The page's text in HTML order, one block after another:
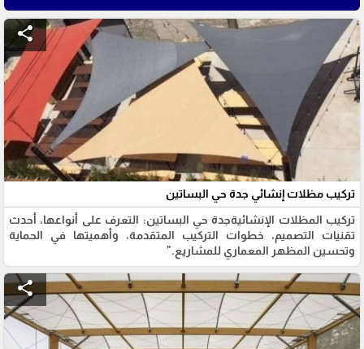
share
تركيب مظلات إنشائي جدة حي البساتين
تركيب المظلات الإنشائيةجدة حي البساتين: التعرف على أنواعها، أحدث
تقنيات التصميم، خطوات التركيب المتقدمة، وأهميتها في الحماية
وتحسين المظهر المعماري للمشاريع."
share